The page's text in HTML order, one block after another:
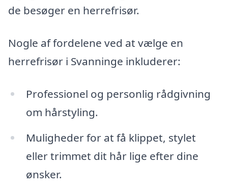
de besøger en herrefrisør.
Nogle af fordelene ved at vælge en
herrefrisør i Svanninge inkluderer:
Professionel og personlig rådgivning
om hårstyling.
Muligheder for at få klippet, stylet
eller trimmet dit hår lige efter dine
ønsker.